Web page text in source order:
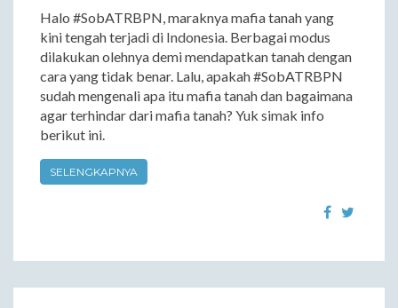
Halo #SobATRBPN, maraknya mafia tanah yang
kini tengah terjadi di Indonesia. Berbagai modus
dilakukan olehnya demi mendapatkan tanah dengan
cara yang tidak benar. Lalu, apakah #SobATRBPN
sudah mengenali apa itu mafia tanah dan bagaimana
agar terhindar dari mafia tanah? Yuk simak info
berikut ini.
SELENGKAPNYA